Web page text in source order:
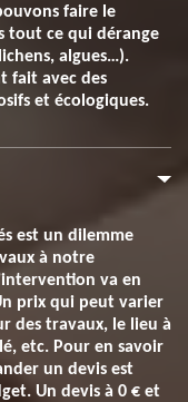
faire le
tout ce qui dérange
algues…).
fait avec des
et écologiques.
est un dilemme
à notre
va en
prix qui peut varier
des travaux, le lieu à
etc. Pour en savoir
un devis est
Un devis à 0 € et